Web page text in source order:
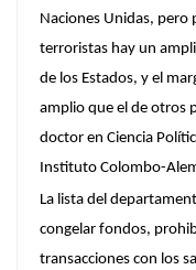
Naciones Unidas, pero
terroristas hay un
de los Estados, y el
amplio que el de otros
doctor en Ciencia
Instituto Colombo-
La lista del
congelar fondos,
transacciones con los